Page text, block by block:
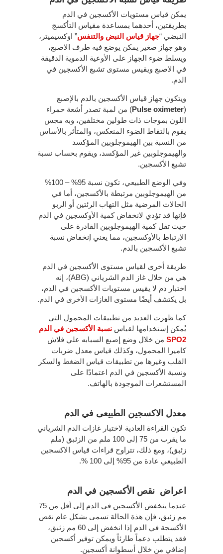
يمكن قياس مستويات الأكسجين في الدم
بطريقتين، أحدهما بمساعدة مقياس التأكسج
النبضي “جهاز قياس النبض والتنفس” اوكسيميتر،
وهو جهاز صغير يمكن يوضع فيه طرف الاصبع،
ويسلط ضوء الجهاز على الأوعية الدموية الدقيقة
في الاصبع ويقيس مستوى تشبع الأكسجين في
الدم.
ويتكون جهاز قياس الأكسجين بالدم بالإصبع
(
Pulse oximeter) من لمبة تصدر أشعة حمراء
اللون بموجات ذات طولين مختلفين، وبه مجس
يقوم بالتقاط الضوء المنعكس، والمتأثر بالأساس
من النسبة بين الهيموجلوبين المؤكسد
والهيموجلوبين غير المؤكسد، ويقوم بحساب نسبة
تشبع الأكسجين.
وفي الوضع الطبيعي، تكون نسبة 95% – 100%
من الهيموجلوبين مرتبطة بالأكسجين، أما في
الحالات المرضية مثل التهاب الرئتين أو الربو
فإنها قد تؤدي لانخفاض كمية الأوكسجين في الدم
حيث تقل كمية الهيموجلوبين القادرة على
الإرتباط بالأوكسجين، مما يعني إنخفاض نسبة
تشبع الأكسجين بالدم.
طريقة أخرى لقياس مستوى الأكسجين في الدم
هي من خلال غاز الدم الشرياني (ABG)، إنه
اختبار دم لا يقيس مستويات الأكسجين في الدم،
بل يكتشف أيضًا مستوى الغازات الأخرى في الدم.
كما ظهرت العديد من تطبيقات المحمول التي
يُمكن إستخدامها لقياس نسبة الأكسجين في الدم
SPO2 من خلال وضع إصبع السبابه علي فلاش
كاميرا المحمول، وكذلك قياس معدل ضربات
القلب وغيرها من تطبيقات قياس الضغط والسكر
ونسبة الأكسجين في الدم اعتمادًا على
المستشعرات الموجودة بالهاتف.
معدل الاكسجين الطبيعى في الدم
تكون القراءة العادية لاختبار غازات الدم الشرياني
ما يقرب من 75 إلى 100 ملم من الزئبق (ملم
زئبق)، ومع ذلك، تتراوح قراءات قياس الاكسجين
الطبيعي عادة من 95% إلى 100 %.
اعراض نقص الأكسجين في الدم
عندما ينخفض ​​الأكسجين في الدم إلى أقل من 75
مم زئبق، فإن هذة الحالة تسمى بشكل عام نقص
الأكسجة في الدم إذا انخفض إلى 60 مم زئبق،
فقد يتطلب دعماً طارئاً ويمكن توفير أكسجين
إضافي من خلال أسطوانة أكسجين.